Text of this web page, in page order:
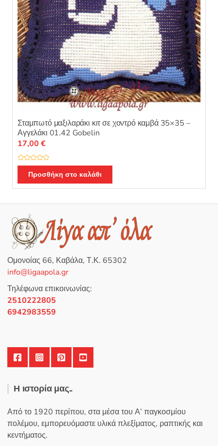
Σταμπωτό μαξιλαράκι κιτ σε χοντρό καμβά 35×35 –
Αγγελάκι 01.42 Gobelin
Β
μ
ο
θ
η
κ
ε
μ
α
π
ό
5
17,00 €
Προσθήκη στο καλάθι
Ομονοίας 66, Καβάλα, Τ.Κ. 65302
info@ligaapola.gr
Τηλέφωνα επικοινωνίας:
2510222805
6942983559
Η ιστορία μας..
Από το 1920 περίπου, στα μέσα του Α’ παγκοσμίου
πολέμου, εμπορευόμαστε υλικά πλεξίματος, ραπτικής και
κεντήματος.